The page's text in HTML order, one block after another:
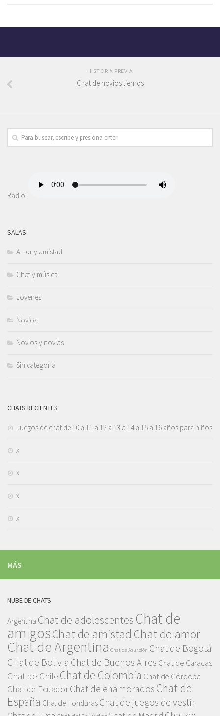
HISTORIA PREVIA
Chat de novios tiernos
Radio:
SALAS
Amor y amistad
Chat y música
Jóvenes
Novios
Novios y novias
Sin categoría
CHATS RECIENTES
Juegos de chat de 10 a 11 a 12 a 13 a 14 a 15 a 16 años para niños
x
x
x
x
MÁS
NUBE DE CHATS
Argentina Chat de adolescentesChat de
amigosChat de amistad Chat de amor
Chat de Argentina Chat de Asunción Chat de Bogotá
CHat de Bolivia Chat de Buenos Aires Chat de Caracas
Chat de Chile Chat de Colombia Chat de Córdoba
Chat de EcuadorChat de enamorados Chat de
España Chat de Honduras Chat de juegos de vestir